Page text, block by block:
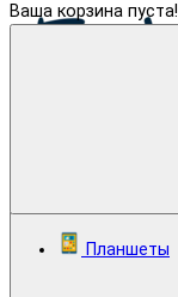
Ваша корзина пуста!
Планшеты